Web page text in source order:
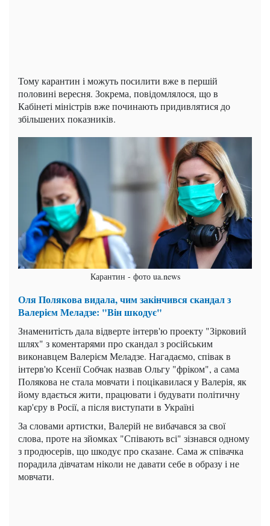
Тому карантин і можуть посилити вже в першій
половині вересня. Зокрема, повідомлялося, що в
Кабінеті міністрів вже починають придивлятися до
збільшених показників.
Карантин - фото ua.news
Оля Полякова видала, чим закінчився скандал з
Валерієм Меладзе: "Він шкодує"
Знаменитість дала відверте інтерв'ю проекту "Зірковий
шлях" з коментарями про скандал з російським
виконавцем Валерієм Меладзе. Нагадаємо, співак в
інтерв'ю Ксенії Собчак назвав Ольгу "фріком", а сама
Полякова не стала мовчати і поцікавилася у Валерія, як
йому вдається жити, працювати і будувати політичну
кар'єру в Росії, а після виступати в Україні
За словами артистки, Валерій не вибачався за свої
слова, проте на зйомках "Співають всі" зізнався одному
з продюсерів, що шкодує про сказане. Сама ж співачка
порадила дівчатам ніколи не давати себе в образу і не
мовчати.